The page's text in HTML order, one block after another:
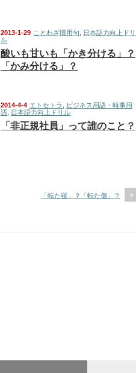
2013-1-29 ことわざ慣用句
日本語力向上ドリ
ル
酸いも甘いも「かき分ける」？
「かみ分ける」？
2014-4-4 エトセトラ
ビジネス用語・時事用
語 日本語力向上ドリル
「非正規社員」って誰のこと？
「転た寝」？「転た傷」？